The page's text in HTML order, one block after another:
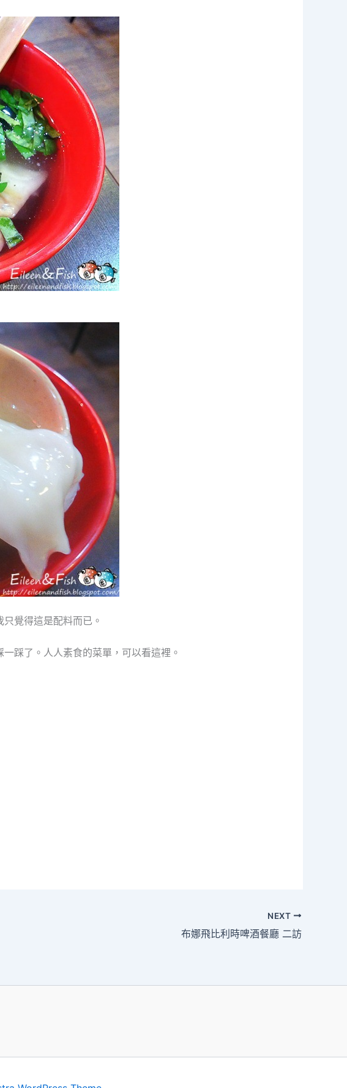
覺得這是配料而已。
踩了。人人素食的菜單，可以看這裡。
NEXT
布娜飛比利時啤酒餐廳 二訪